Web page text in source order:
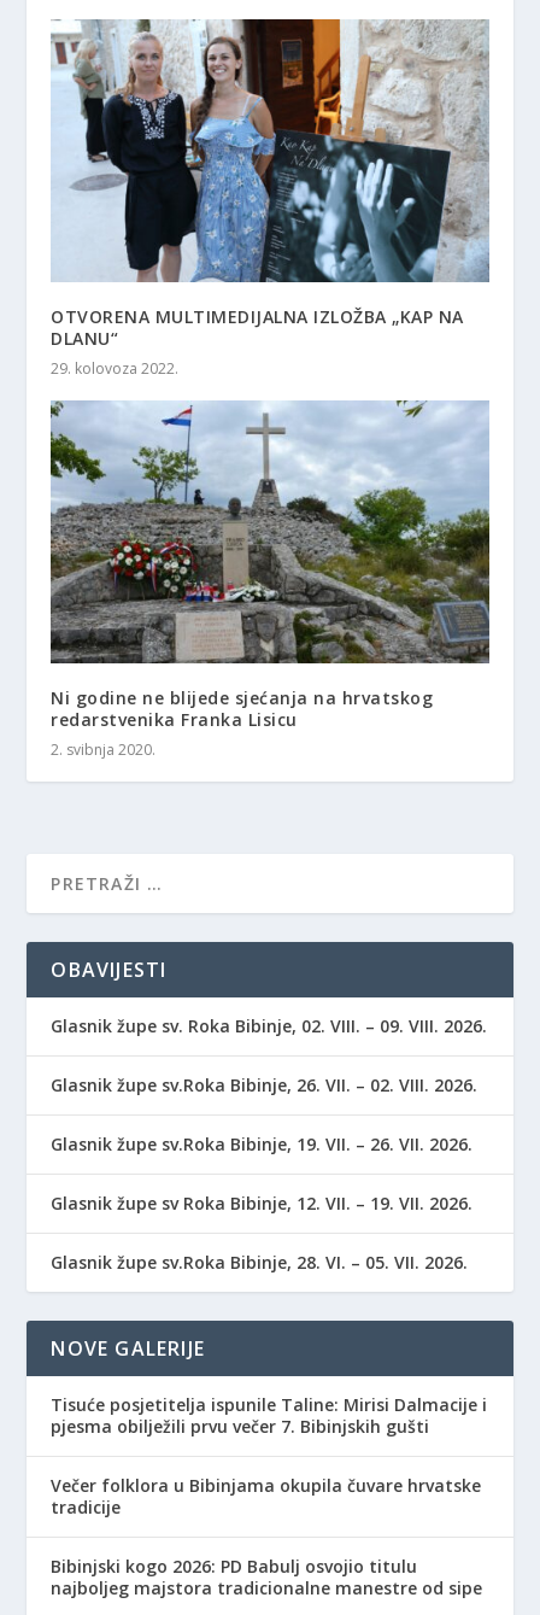
OTVORENA MULTIMEDIJALNA IZLOŽBA „KAP NA
DLANU“
29. kolovoza 2022.
Ni godine ne blijede sjećanja na hrvatskog
redarstvenika Franka Lisicu
2. svibnja 2020.
OBAVIJESTI
Glasnik župe sv. Roka Bibinje, 02. VIII. – 09. VIII. 2026.
Glasnik župe sv.Roka Bibinje, 26. VII. – 02. VIII. 2026.
Glasnik župe sv.Roka Bibinje, 19. VII. – 26. VII. 2026.
Glasnik župe sv Roka Bibinje, 12. VII. – 19. VII. 2026.
Glasnik župe sv.Roka Bibinje, 28. VI. – 05. VII. 2026.
NOVE GALERIJE
Tisuće posjetitelja ispunile Taline: Mirisi Dalmacije i
pjesma obilježili prvu večer 7. Bibinjskih gušti
Večer folklora u Bibinjama okupila čuvare hrvatske
tradicije
Bibinjski kogo 2026: PD Babulj osvojio titulu
najboljeg majstora tradicionalne manestre od sipe